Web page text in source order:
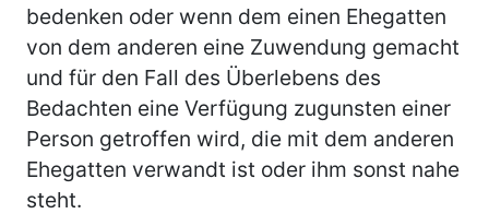
bedenken oder wenn dem einen Ehegatten
von dem anderen eine Zuwendung gemacht
und für den Fall des Überlebens des
Bedachten eine Verfügung zugunsten einer
Person getroffen wird, die mit dem anderen
Ehegatten verwandt ist oder ihm sonst nahe
steht.